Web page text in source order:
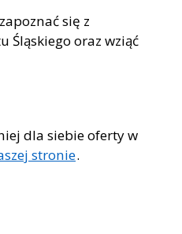
się z
Śląskiego oraz wziąć
dla siebie oferty w
stronie.